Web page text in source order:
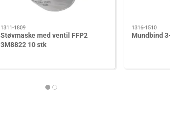
1311-1809
Støvmaske med ventil FFP2
3M8822 10 stk
1316-1510
Mundbind